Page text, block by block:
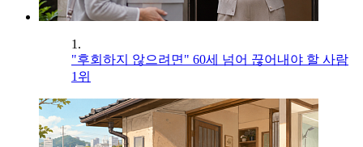
1.
"후회하지 않으려면" 60세 넘어 끊어내야 할 사람
1위